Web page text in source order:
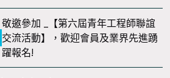
敬邀參加 _【第六屆青年工程師聯誼
交流活動】，歡迎會員及業界先進踴
躍報名!